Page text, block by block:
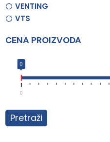
VENTING
VTS
CENA PROIZVODA
0
0
Pretraži